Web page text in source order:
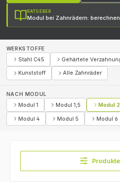
RATGEBER
Modul bei Zahnrädern:
WERKSTOFFE
Stahl C45 Gehärtete
Kunststoff
Alle Zahnräder
NACH MODUL
Modul 1 Modul 1,5 Modul 2
Modul 4
Modul 5 Modul 6